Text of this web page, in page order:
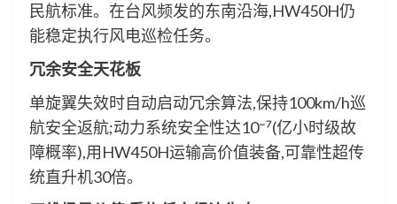
民航标准。在台风频发的东南沿海,HW450H仍
能稳定执行风电巡检任务。
冗余安全天花板
单旋翼失效时自动启动冗余算法,保持100km/h巡
航安全返航;动力系统安全性达10⁻⁷(亿小时级故
障概率),用HW450H运输高价值装备,可靠性超传
统直升机30倍。